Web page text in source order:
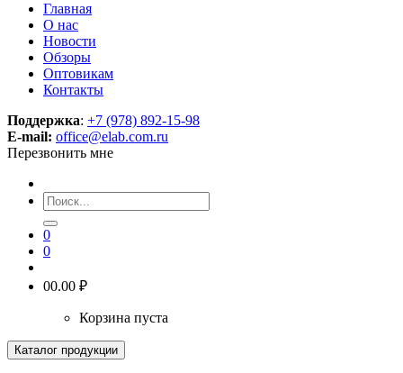
Главная
О нас
Новости
Обзоры
Оптовикам
Контакты
Поддержка: +7 (978) 892-15-98
E-mail: office@elab.com.ru
Перезвонить мне
0
0
00.00 ₽
Корзина пуста
Каталог продукции